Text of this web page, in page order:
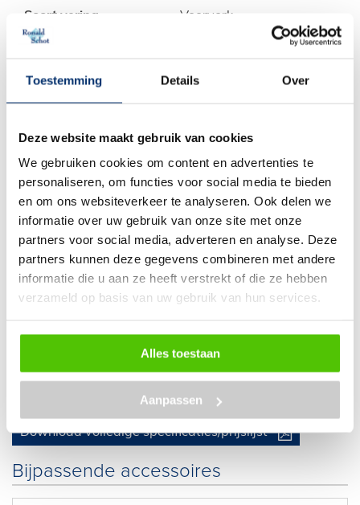
Toestemming Details Over
Deze website maakt gebruik van cookies
We gebruiken cookies om content en advertenties te
personaliseren, om functies voor social media te bieden
en om ons websiteverkeer te analyseren. Ook delen we
informatie over uw gebruik van onze site met onze
partners voor social media, adverteren en analyse. Deze
partners kunnen deze gegevens combineren met andere
informatie die u aan ze heeft verstrekt of die ze hebben
verzameld op basis van uw gebruik van hun services.
Alles toestaan
Aanpassen
Soort vering voorvork
Type versnelling
Merk versnelling Shimano
Type naaf Nexus
Frame materiaal Aluminium
Max snelheid 25 km/h
22.1 kg
Download volledige specificaties/prijslijst
Bijpassende accessoires